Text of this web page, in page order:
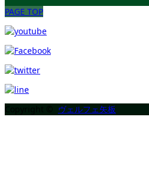
PAGE TOP
ヴェルフェ矢板